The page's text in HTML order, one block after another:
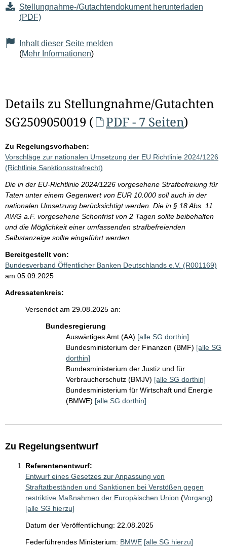
Stellungnahme-/Gutachtendokument herunterladen
(PDF)
Inhalt dieser Seite melden
(Mehr Informationen)
Details zu Stellungnahme/Gutachten
SG2509050019 (
PDF - 7 Seiten)
Zu Regelungsvorhaben:
Vorschläge zur nationalen Umsetzung der EU Richtlinie 2024/1226
(Richtlinie Sanktionsstrafrecht)
Die in der EU-Richtlinie 2024/1226 vorgesehene Strafbefreiung für
Taten unter einem Gegenwert von EUR 10.000 soll auch in der
nationalen Umsetzung berücksichtigt werden. Die in § 18 Abs. 11
AWG a.F. vorgesehene Schonfrist von 2 Tagen sollte beibehalten
und die Möglichkeit einer umfassenden strafbefreienden
Selbstanzeige sollte eingeführt werden.
Bereitgestellt von:
Bundesverband Öffentlicher Banken Deutschlands e.V. (R001169)
am 05.09.2025
Adressatenkreis:
Versendet am 29.08.2025 an:
Bundesregierung
Auswärtiges Amt (AA) [alle SG dorthin]
Bundesministerium der Finanzen (BMF) [alle SG
dorthin]
Bundesministerium der Justiz und für
Verbraucherschutz (BMJV) [alle SG dorthin]
Bundesministerium für Wirtschaft und Energie
(BMWE) [alle SG dorthin]
Zu Regelungsentwurf
Referentenentwurf:
Entwurf eines Gesetzes zur Anpassung von
Straftatbeständen und Sanktionen bei Verstößen gegen
restriktive Maßnahmen der Europäischen Union (Vorgang)
[alle SG hierzu]
Datum der Veröffentlichung: 22.08.2025
Federführendes Ministerium: BMWE [alle SG hierzu]